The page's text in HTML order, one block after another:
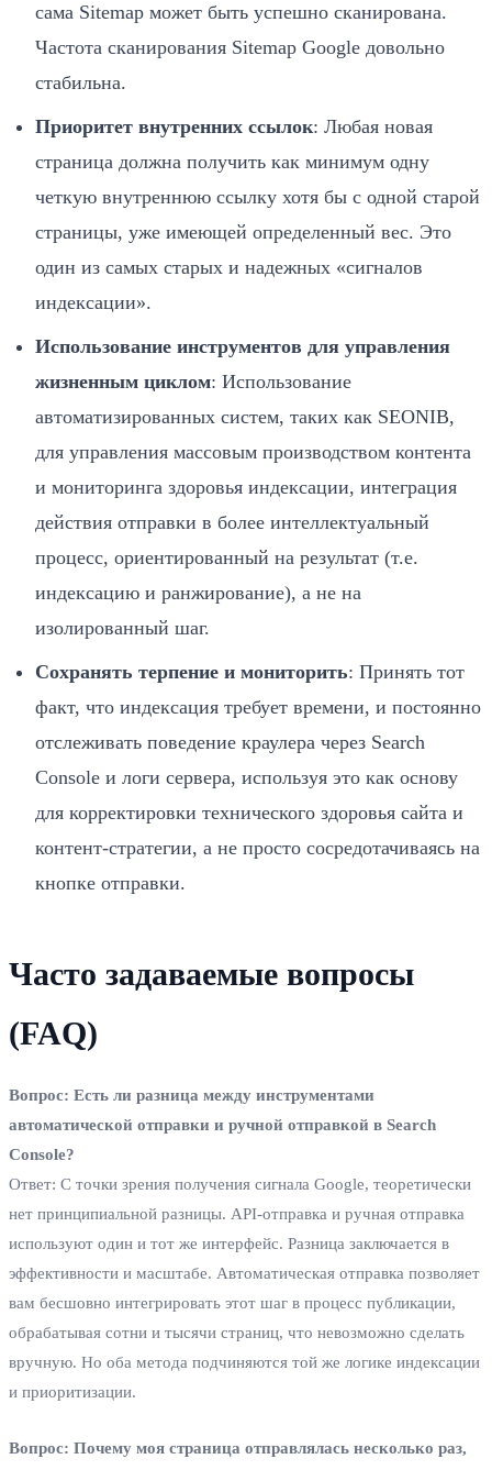
сама Sitemap может быть успешно сканирована.
Частота сканирования Sitemap Google довольно
стабильна.
Приоритет внутренних ссылок: Любая новая
страница должна получить как минимум одну
четкую внутреннюю ссылку хотя бы с одной старой
страницы, уже имеющей определенный вес. Это
один из самых старых и надежных «сигналов
индексации».
Использование инструментов для управления
жизненным циклом: Использование
автоматизированных систем, таких как SEONIB,
для управления массовым производством контента
и мониторинга здоровья индексации, интеграция
действия отправки в более интеллектуальный
процесс, ориентированный на результат (т.е.
индексацию и ранжирование), а не на
изолированный шаг.
Сохранять терпение и мониторить: Принять тот
факт, что индексация требует времени, и постоянно
отслеживать поведение краулера через Search
Console и логи сервера, используя это как основу
для корректировки технического здоровья сайта и
контент-стратегии, а не просто сосредотачиваясь на
кнопке отправки.
Часто задаваемые вопросы
(FAQ)
Вопрос: Есть ли разница между инструментами
автоматической отправки и ручной отправкой в Search
Console?
Ответ: С точки зрения получения сигнала Google, теоретически
нет принципиальной разницы. API-отправка и ручная отправка
используют один и тот же интерфейс. Разница заключается в
эффективности и масштабе. Автоматическая отправка позволяет
вам бесшовно интегрировать этот шаг в процесс публикации,
обрабатывая сотни и тысячи страниц, что невозможно сделать
вручную. Но оба метода подчиняются той же логике индексации
и приоритизации.
Вопрос: Почему моя страница отправлялась несколько раз,